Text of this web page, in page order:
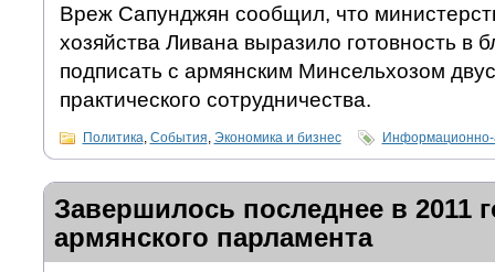
Вреж Сапунджян сообщил, что
хозяйства Ливана выразило готовность в
подписать с армянским Минсельхозом
практического сотрудничества.
Политика События Экономика и бизнес Информационно-
Завершилось последнее в 2011
армянского парламента